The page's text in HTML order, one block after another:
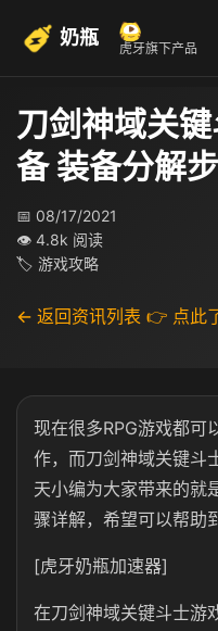
奶瓶 虎牙旗下产品
刀剑神域关
备 装备分解
📅 08/17/2021
👁 4.8k 阅读
🏷 游戏攻略
← 返回资讯列表 👉 点此
现在很多RPG游戏都可
作，而刀剑神域关键斗
天小编为大家带来的就
骤详解，希望可以帮助
[虎牙奶瓶加速器]
在刀剑神域关键斗士游